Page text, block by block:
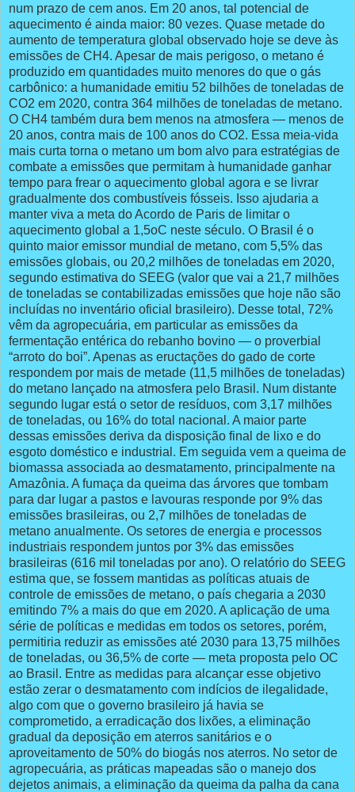
num prazo de cem anos. Em 20 anos, tal potencial de
aquecimento é ainda maior: 80 vezes. Quase metade do
aumento de temperatura global observado hoje se deve às
emissões de CH4. Apesar de mais perigoso, o metano é
produzido em quantidades muito menores do que o gás
carbônico: a humanidade emitiu 52 bilhões de toneladas de
CO2 em 2020, contra 364 milhões de toneladas de metano.
O CH4 também dura bem menos na atmosfera — menos de
20 anos, contra mais de 100 anos do CO2. Essa meia-vida
mais curta torna o metano um bom alvo para estratégias de
combate a emissões que permitam à humanidade ganhar
tempo para frear o aquecimento global agora e se livrar
gradualmente dos combustíveis fósseis. Isso ajudaria a
manter viva a meta do Acordo de Paris de limitar o
aquecimento global a 1,5oC neste século. O Brasil é o
quinto maior emissor mundial de metano, com 5,5% das
emissões globais, ou 20,2 milhões de toneladas em 2020,
segundo estimativa do SEEG (valor que vai a 21,7 milhões
de toneladas se contabilizadas emissões que hoje não são
incluídas no inventário oficial brasileiro). Desse total, 72%
vêm da agropecuária, em particular as emissões da
fermentação entérica do rebanho bovino — o proverbial
“arroto do boi”. Apenas as eructações do gado de corte
respondem por mais de metade (11,5 milhões de toneladas)
do metano lançado na atmosfera pelo Brasil. Num distante
segundo lugar está o setor de resíduos, com 3,17 milhões
de toneladas, ou 16% do total nacional. A maior parte
dessas emissões deriva da disposição final de lixo e do
esgoto doméstico e industrial. Em seguida vem a queima de
biomassa associada ao desmatamento, principalmente na
Amazônia. A fumaça da queima das árvores que tombam
para dar lugar a pastos e lavouras responde por 9% das
emissões brasileiras, ou 2,7 milhões de toneladas de
metano anualmente. Os setores de energia e processos
industriais respondem juntos por 3% das emissões
brasileiras (616 mil toneladas por ano). O relatório do SEEG
estima que, se fossem mantidas as políticas atuais de
controle de emissões de metano, o país chegaria a 2030
emitindo 7% a mais do que em 2020. A aplicação de uma
série de políticas e medidas em todos os setores, porém,
permitiria reduzir as emissões até 2030 para 13,75 milhões
de toneladas, ou 36,5% de corte — meta proposta pelo OC
ao Brasil. Entre as medidas para alcançar esse objetivo
estão zerar o desmatamento com indícios de ilegalidade,
algo com que o governo brasileiro já havia se
comprometido, a erradicação dos lixões, a eliminação
gradual da deposição em aterros sanitários e o
aproveitamento de 50% do biogás nos aterros. No setor de
agropecuária, as práticas mapeadas são o manejo dos
dejetos animais, a eliminação da queima da palha da cana